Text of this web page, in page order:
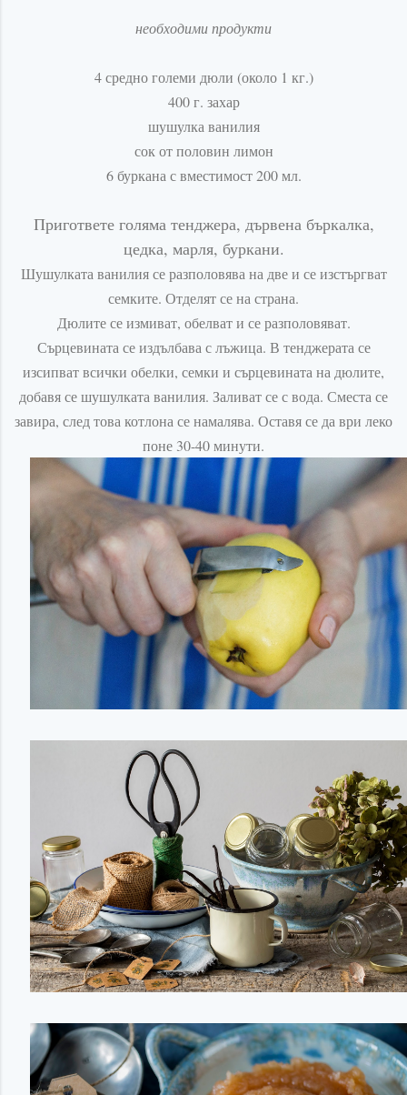
необходими продукти
4 средно големи дюли (около 1 кг.)
400 г. захар
шушулка ванилия
сок от половин лимон
6 буркана с вместимост 200 мл.
Пригответе голяма тенджера, дървена бъркалка,
цедка, марля, буркани.
Шушулката ванилия се разполовява на две и се изстъргват
семките. Отделят се на страна.
Дюлите се измиват, обелват и серазполовяват.
Сърцевината се издълбава с лъжица. В тенджерата се
изсипват всички обелки, семки и сърцевината на дюлите,
добавя се шушулката ванилия. Заливат се с вода. Сместа се
завира, след това котлона се намалява. Оставя се да ври леко
поне 30-40 минути.